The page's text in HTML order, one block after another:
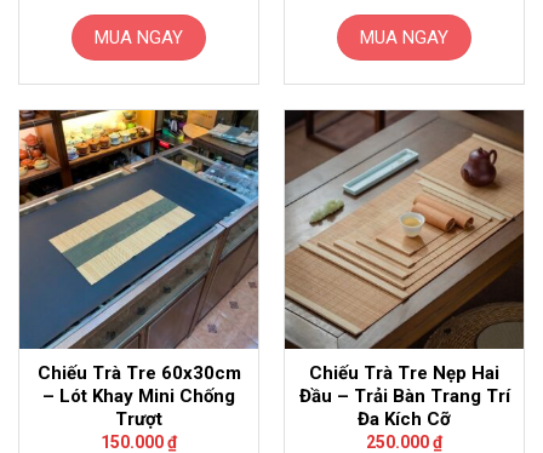
MUA NGAY MUA NGAY
Chiếu Trà Tre 60x30cm
– Lót Khay Mini Chống
Trượt
150.000₫
Chiếu Trà Tre Nẹp Hai
Đầu – Trải Bàn Trang Trí
Đa Kích Cỡ
250.000₫